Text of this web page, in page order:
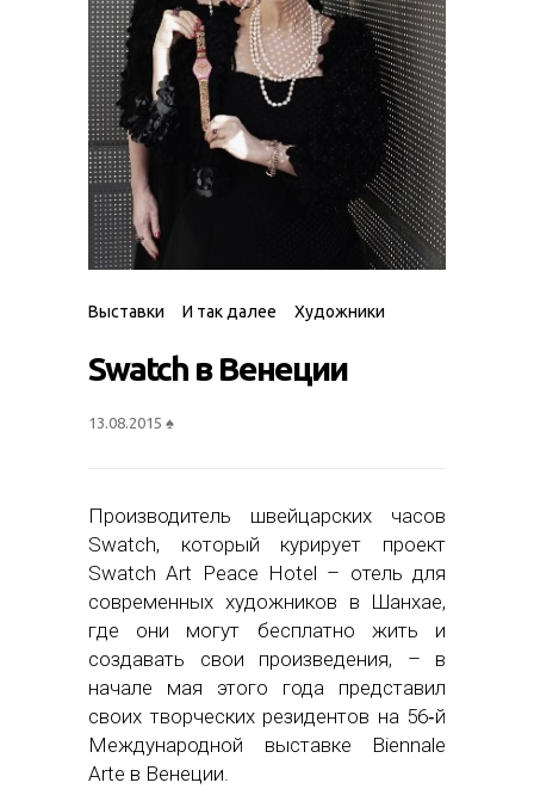
Выставки И так далее Художники
Swatch в Венеции
13.08.2015 ♠
Производитель швейцарских часов
Swatch, который курирует проект
Swatch Art Peace Hotel – отель для
современных художников в Шанхае,
где они могут бесплатно жить и
создавать свои произведения, – в
начале мая этого года представил
своих творческих резидентов на 56‑й
Международной выставке Biennale
Arte в Венеции.